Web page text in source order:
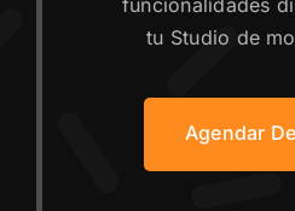
tu Studio de
Agendar